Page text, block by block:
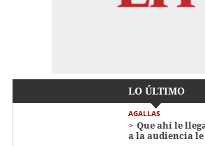
LO ÚLTIMO
AGALLAS
Que ahí le
a la audiencia le